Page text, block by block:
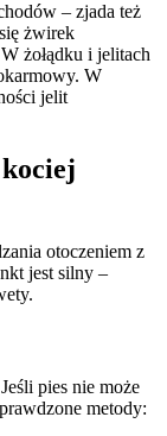
– zjada też
żwirek
żołądku i jelitach
W
jelit
otoczeniem z
jest silny –
pies nie może
metody: